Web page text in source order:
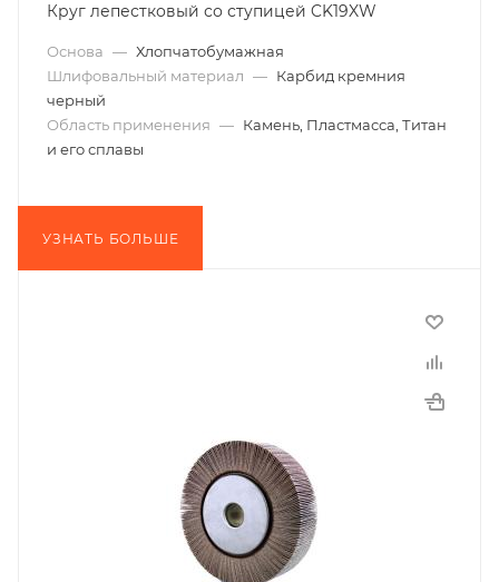
Круг лепестковый со ступицей CK19XW
Основа — Хлопчатобумажная
Шлифовальный материал — Карбид кремния
черный
Область применения — Камень, Пластмасса, Титан
и его сплавы
УЗНАТЬ БОЛЬШЕ